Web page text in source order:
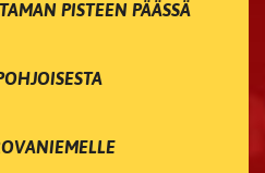
PISTEEN PÄÄSSÄ